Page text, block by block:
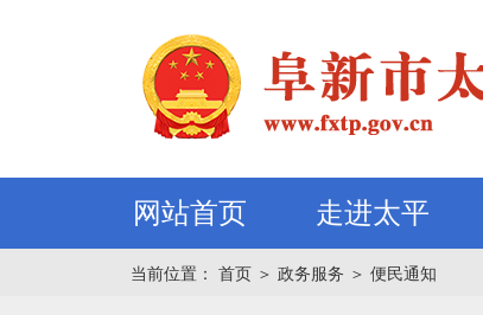
网站首页 走进太平
当前位置： 首页 ＞ 政务服务 ＞ 便民通知